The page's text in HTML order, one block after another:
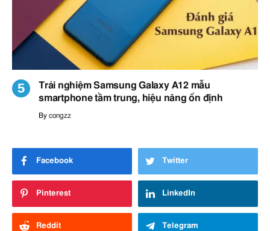
Trải nghiệm Samsung Galaxy A12 mẫu
smartphone tầm trung, hiệu năng ổn định
By congzz
Facebook Twitter
Pinterest LinkedIn
Reddit Telegram